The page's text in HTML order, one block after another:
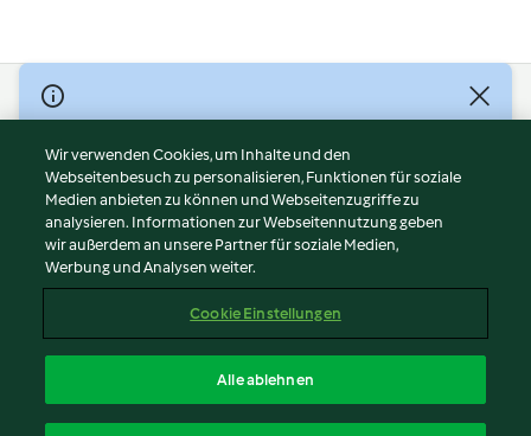
© Copyright 2026
Nutzungsbedingungen
Datenschutzrichtlinien
Disclaimer
Impressum
Cookies
Abo kündigen
Erklärung zur Barrierefreiheit
Wir verwenden Cookies, um Inhalte und den
Webseitenbesuch zu personalisieren, Funktionen für soziale
Medien anbieten zu können und Webseitenzugriffe zu
analysieren. Informationen zur Webseitennutzung geben
wir außerdem an unsere Partner für soziale Medien,
Werbung und Analysen weiter.
Cookie Einstellungen
Alle ablehnen